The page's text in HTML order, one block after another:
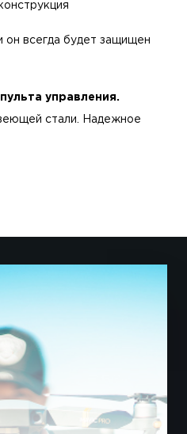
он всегда будет защищен
управления.
стали. Надежное